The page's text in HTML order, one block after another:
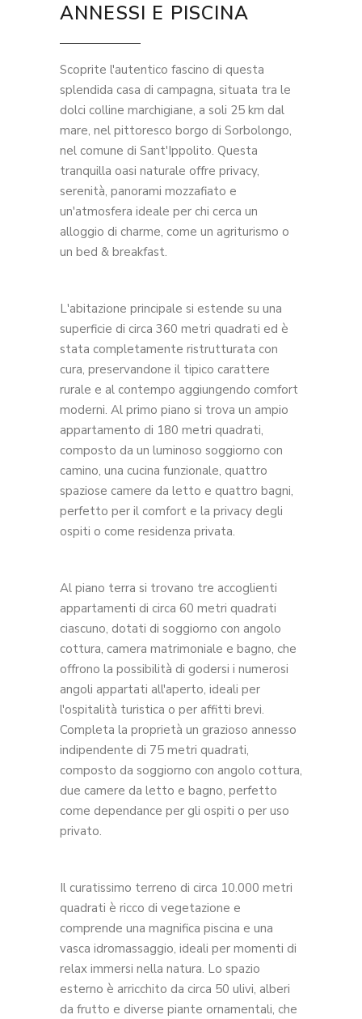
ANNESSI E PISCINA
Scoprite l'autentico fascino di questa
splendida casa di campagna, situata tra le
dolci colline marchigiane, a soli 25 km dal
mare, nel pittoresco borgo di Sorbolongo,
nel comune di Sant'Ippolito. Questa
tranquilla oasi naturale offre privacy,
serenità, panorami mozzafiato e
un'atmosfera ideale per chi cerca un
alloggio di charme, come un agriturismo o
un bed & breakfast.
L'abitazione principale si estende su una
superficie di circa 360 metri quadrati ed è
stata completamente ristrutturata con
cura, preservandone il tipico carattere
rurale e al contempo aggiungendo comfort
moderni. Al primo piano si trova un ampio
appartamento di 180 metri quadrati,
composto da un luminoso soggiorno con
camino, una cucina funzionale, quattro
spaziose camere da letto e quattro bagni,
perfetto per il comfort e la privacy degli
ospiti o come residenza privata.
Al piano terra si trovano tre accoglienti
appartamenti di circa 60 metri quadrati
ciascuno, dotati di soggiorno con angolo
cottura, camera matrimoniale e bagno, che
offrono la possibilità di godersi i numerosi
angoli appartati all'aperto, ideali per
l'ospitalità turistica o per affitti brevi.
Completa la proprietà un grazioso annesso
indipendente di 75 metri quadrati,
composto da soggiorno con angolo cottura,
due camere da letto e bagno, perfetto
come dependance per gli ospiti o per uso
privato.
Il curatissimo terreno di circa 10.000 metri
quadrati è ricco di vegetazione e
comprende una magnifica piscina e una
vasca idromassaggio, ideali per momenti di
relax immersi nella natura. Lo spazio
esterno è arricchito da circa 50 ulivi, alberi
da frutto e diverse piante ornamentali, che